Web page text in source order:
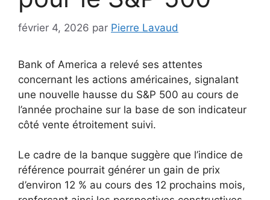
février 4, 2026 par Pierre Lavaud
Bank of America a relevé ses attentes
concernant les actions américaines, signalant
une nouvelle hausse du S&P 500 au cours de
l’année prochaine sur la base de son indicateur
côté vente étroitement suivi.
Le cadre de la banque suggère que l’indice de
référence pourrait générer un gain de prix
d’environ 12 % au cours des 12 prochains mois,